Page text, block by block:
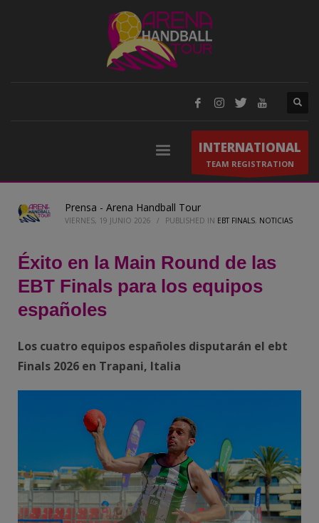
INTERNATIONAL
TEAM REGISTRATION
Prensa - Arena Handball Tour
VIERNES, 19 JUNIO 2026 / PUBLISHED IN EBT FINALS, NOTICIAS
Éxito en la Main Round de las
EBT Finals para los equipos
españoles
Los cuatro equipos españoles disputarán el ebt
Finals 2026 en Trapani, Italia